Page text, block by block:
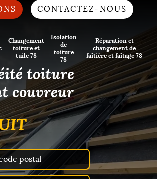
CONTACTEZ-NOUS
Changement
toiture et
tuile 78
Isolation
de
toiture
78
Réparation et
changement de
faîtière et faîtage 78
toiture
couvreur